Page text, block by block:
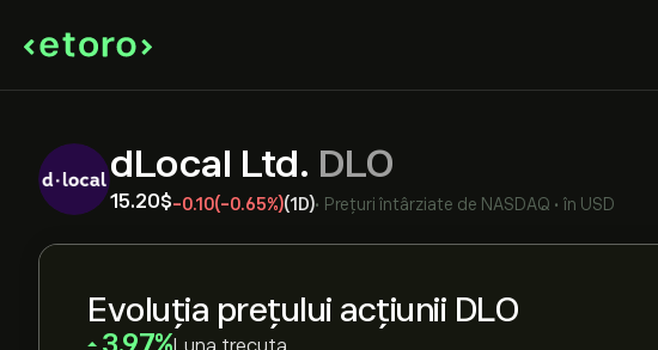
dLocal Ltd. DLO
15.20‎$‎-0.10(-0.65%)(1D)• Prețuri întârziate de NASDAQ • în USD
Evoluția prețului acțiunii DLO
‎3.97‎